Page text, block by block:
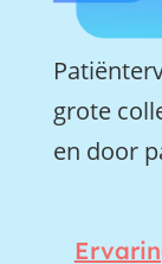
grote
en door